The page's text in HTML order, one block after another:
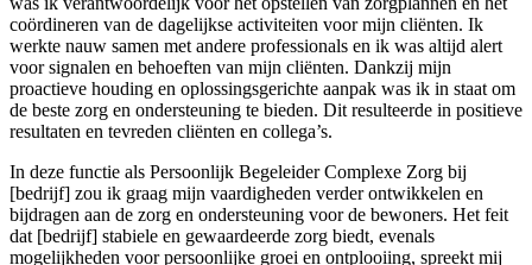
coördineren van de dagelijkse activiteiten voor mijn cliënten. Ik
werkte nauw samen met andere professionals en ik was altijd alert
voor signalen en behoeften van mijn cliënten. Dankzij mijn
proactieve houding en oplossingsgerichte aanpak was ik in staat om
de beste zorg en ondersteuning te bieden. Dit resulteerde in positieve
resultaten en tevreden cliënten en collega’s.
In deze functie als Persoonlijk Begeleider Complexe Zorg bij
[bedrijf] zou ik graag mijn vaardigheden verder ontwikkelen en
bijdragen aan de zorg en ondersteuning voor de bewoners. Het feit
dat [bedrijf] stabiele en gewaardeerde zorg biedt, evenals
mogelijkheden voor persoonlijke groei en ontplooiing, spreekt mij